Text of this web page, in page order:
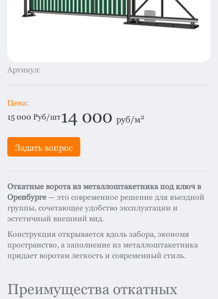
Изоляция
Черепица
категории
Артикул:
Цена:
15 000 Руб/шт14 000 руб/м2
Задать вопрос
Откатные ворота из металлоштакетника под ключ в
Оренбурге — это современное решение для въездной
группы, сочетающее удобство эксплуатации и
эстетичный внешний вид.
Конструкция открывается вдоль забора, экономя
пространство, а заполнение из металлоштакетника
придает воротам легкость и современный стиль.
Преимущества откатных